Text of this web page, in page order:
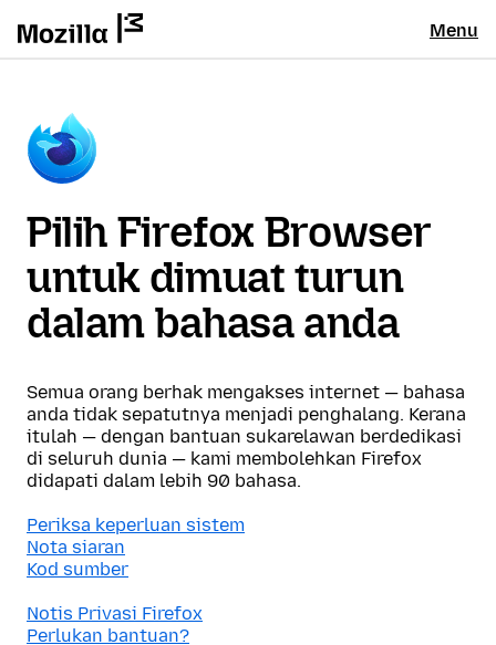
Menu
Pilih Firefox Browser
untuk dimuat turun
dalam bahasa anda
Semua orang berhak mengakses internet — bahasa
anda tidak sepatutnya menjadi penghalang. Kerana
itulah — dengan bantuan sukarelawan berdedikasi
di seluruh dunia — kami membolehkan Firefox
didapati dalam lebih 90 bahasa.
Periksa keperluan sistem
Nota siaran
Kod sumber
Notis Privasi Firefox
Perlukan bantuan?